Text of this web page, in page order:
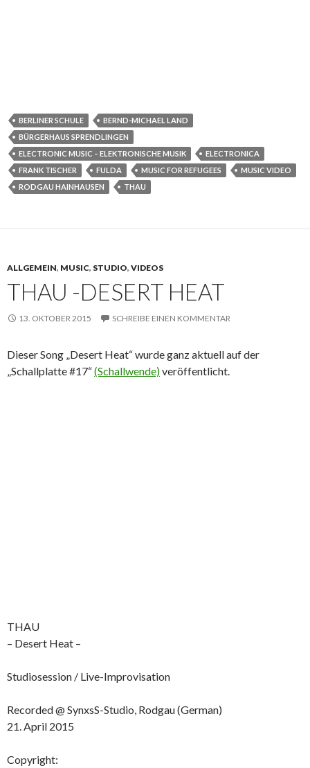
BERLINER SCHULE
BERND-MICHAEL LAND
BÜRGERHAUS SPRENDLINGEN
ELECTRONIC MUSIC – ELEKTRONISCHE MUSIK
ELECTRONICA
FRANK TISCHER
FULDA MUSIC FOR REFUGEES
MUSIC VIDEO
RODGAU HAINHAUSEN
THAU
ALLGEMEIN, MUSIC, STUDIO, VIDEOS
THAU -DESERT HEAT
13. OKTOBER 2015 SCHREIBE EINEN KOMMENTAR
Dieser Song „Desert Heat“ wurde ganz aktuell auf der
„Schallplatte #17“(Schallwende)veröffentlicht.
THAU
– Desert Heat –
Studiosession / Live-Improvisation
Recorded @ SynxsS-Studio, Rodgau (German)
21. April 2015
Copyright: